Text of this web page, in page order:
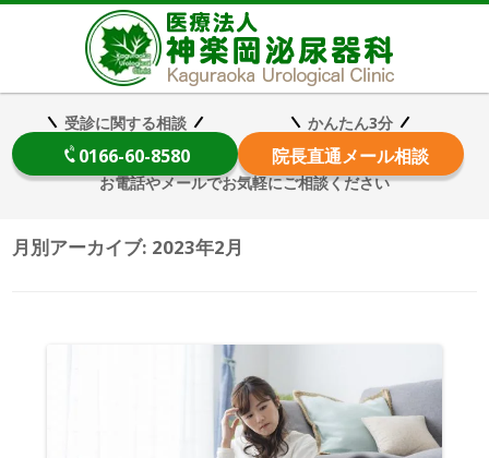
受診に関する相談
0166-60-8580
かんたん3分
院長直通メール相談
お電話やメールでお気軽にご相談ください
月別アーカイブ: 2023年2月